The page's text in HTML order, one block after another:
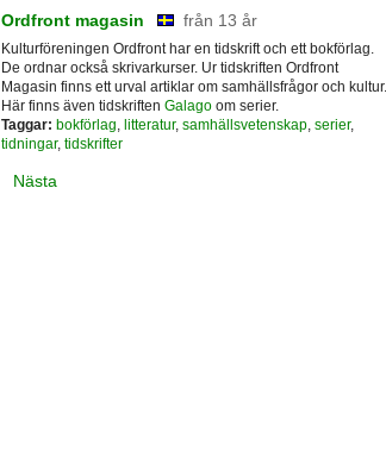
Ordfront magasin från 13 år
Kulturföreningen Ordfront har en tidskrift och ett bokförlag.
De ordnar också skrivarkurser. Ur tidskriften Ordfront
Magasin finns ett urval artiklar om samhällsfrågor och kultur.
Här finns även tidskriften Galagoom serier.
Taggar: bokförlag litteratur, samhällsvetenskap, serier,
tidningar, tidskrifter
Nästa